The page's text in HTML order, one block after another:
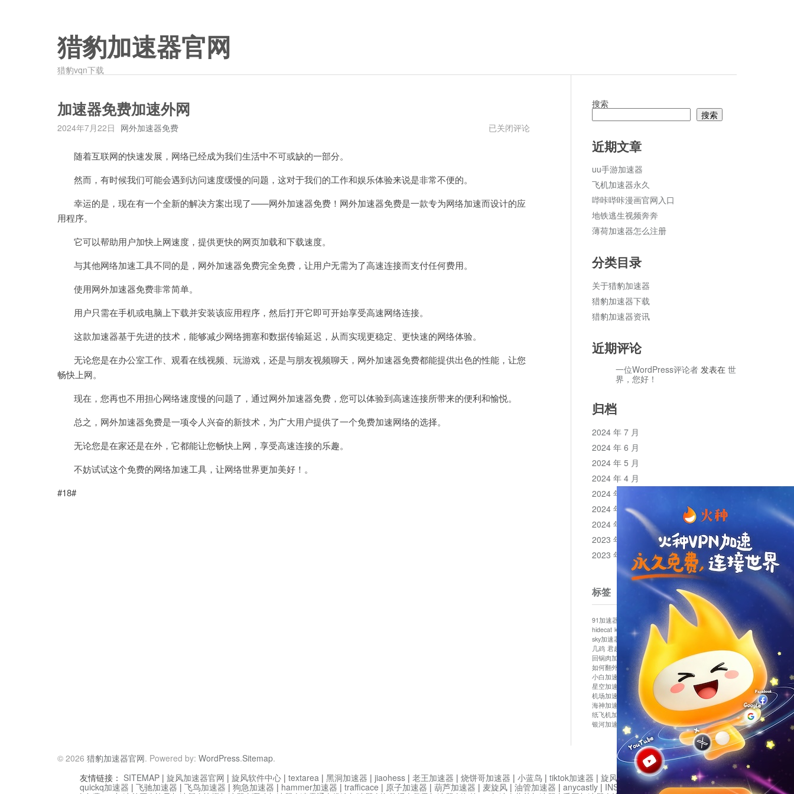
猎豹加速器官网
猎豹vqn下载
加速器免费加速外网
2024年7月22日 网外加速器免费
加
网
已关闭评论
随着互联网的快速发展，网络已经成为我们生活中不可或缺的一部分。
然而，有时候我们可能会遇到访问速度缓慢的问题，这对于我们的工作和娱乐体验来说是非常不便的。
幸运的是，现在有一个全新的解决方案出现了——网外加速器免费！网外加速器免费是一款专为网络加速而设计的应
用程序。
它可以帮助用户加快上网速度，提供更快的网页加载和下载速度。
与其他网络加速工具不同的是，网外加速器免费完全免费，让用户无需为了高速连接而支付任何费用。
使用网外加速器免费非常简单。
用户只需在手机或电脑上下载并安装该应用程序，然后打开它即可开始享受高速网络连接。
这款加速器基于先进的技术，能够减少网络拥塞和数据传输延迟，从而实现更稳定、更快速的网络体验。
无论您是在办公室工作、观看在线视频、玩游戏，还是与朋友视频聊天，网外加速器免费都能提供出色的性能，让您
畅快上网。
现在，您再也不用担心网络速度慢的问题了，通过网外加速器免费，您可以体验到高速连接所带来的便利和愉悦。
总之，网外加速器免费是一项令人兴奋的新技术，为广大用户提供了一个免费加速网络的选择。
无论您是在家还是在外，它都能让您畅快上网，享受高速连接的乐趣。
不妨试试这个免费的网络加速工具，让网络世界更加美好！。
#18#
搜索
搜索
近期文章
uu手游加速器
飞机加速器永久
哔咔哔咔漫画官网入口
地铁逃生视频奔奔
薄荷加速器怎么注册
分类目录
关于猎豹加速器
猎豹加速器下载
猎豹加速器资讯
近期评论
一位WordPress评论者 发表在 世
界，您好！
归档
2024 年 7 月
2024 年 6 月
2024 年 5 月
2024 年 4 月
2024 年 3 月
2024 年 2 月
2024 年 1 月
2023 年 12 月
2023 年 11 月
标签
91加速器 bluelayer加速器
clash节点
hidecat kuai500 panda加速器
plex加速器
sky加速器
telegram加速器 中信加速器
云梯加速器
几鸡 君越加速器 哔咔漫画加速器
唐师傅加速器
回锅肉加速器
坚果加速器 壹点加速器
如何翻外墙网站 小哈vp加速器
小火箭加速器
小白加速器
布谷vp加速器 心阶云 快连
星空加速器
最新版clash安卓下载
月光加速器
机场加速器
松果云 极快加速器
梯子加速器
海神加速器
猴王加速器 神灯vp加速器
纸飞机加速器
蓝泡加速器 西游加速器
起飞加速器
银河加速器 鱼跃加速器 鹰眼加速器 黑洞加速版
© 2026 猎豹加速器官网. Powered by: WordPress.Sitemap.
友情链接： SITEMAP | 旋风加速器官网 | 旋风软件中心 | textarea | 黑洞加速器 | jiaohess | 老王加速器 | 烧饼哥加速器 | 小蓝鸟 | tiktok加速器 | 旋风加速度器|旋风加速 |
quickq加速器 | 飞驰加速器 | 飞鸟加速器 | 狗急加速器 | hammer加速器 | trafficace | 原子加速器 | 葫芦加速器 | 麦旋风 | 油管加速器 | anycastly | INS加速器|INS加速器免费版